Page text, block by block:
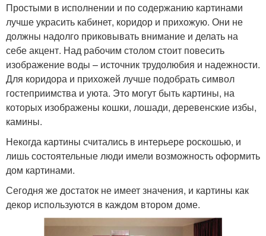
Простыми в исполнении и по содержанию картинами
лучше украсить кабинет, коридор и прихожую. Они не
должны надолго приковывать внимание и делать на
себе акцент. Над рабочим столом стоит повесить
изображение воды – источник трудолюбия и надежности.
Для коридора и прихожей лучше подобрать символ
гостеприимства и уюта. Это могут быть картины, на
которых изображены кошки, лошади, деревенские избы,
камины.
Некогда картины считались в интерьере роскошью, и
лишь состоятельные люди имели возможность оформить
дом картинами.
Сегодня же достаток не имеет значения, и картины как
декор используются в каждом втором доме.